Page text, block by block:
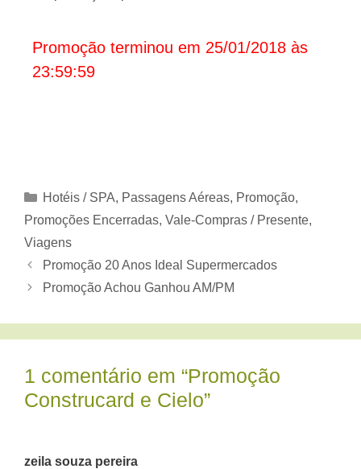
Promoção terminou em 25/01/2018 às
23:59:59
Categorias
Hotéis / SPA, Passagens Aéreas, Promoção,
Promoções Encerradas, Vale-Compras / Presente,
Viagens
Promoção 20 Anos Ideal Supermercados
Promoção Achou Ganhou AM/PM
1 comentário em “Promoção
Construcard e Cielo”
zeila souza pereira